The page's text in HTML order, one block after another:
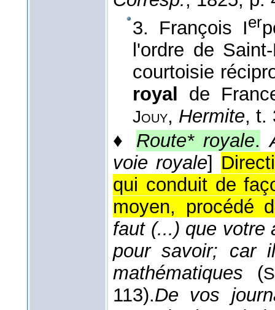
3. François Ier
l'ordre de
courtoisie
royal
de
Jouy, Hermite, t.
♦ Route* royale.
voie royale]
qui conduit de
moyen, procédé
faut (...) que votre
pour savoir; car
mathématiques (
113).De vos